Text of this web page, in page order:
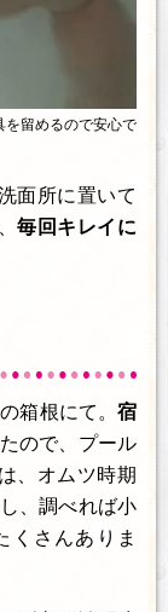
を留めるので安心で
面所に置いて
毎回キレイに
箱根にて。 宿
ので、プール
、オムツ時期
、調べれば小
くさんありま